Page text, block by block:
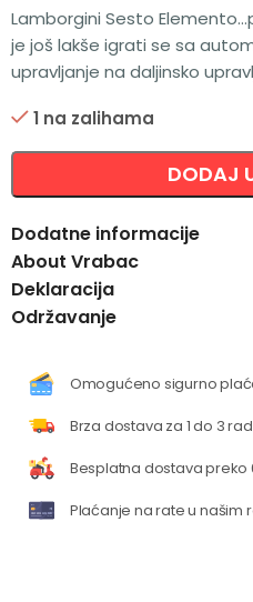
Lamborgini Sesto
je još lakše igrati se sa
upravljanje na daljinsko
1 na zalihama
DODAJ
Dodatne informacije
About Vrabac
Deklaracija
Održavanje
Omogućeno sigurno
Brza dostava za 1 do 3
Besplatna dostava preko
Plaćanje na rate u našim